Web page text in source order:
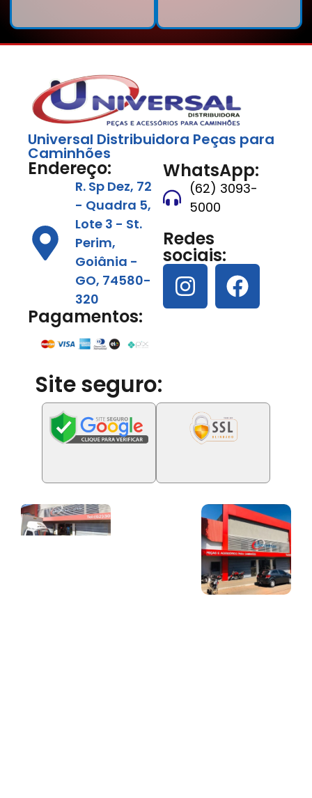
Universal Distribuidora Peças para
Caminhões
Endereço:
R. Sp Dez, 72
- Quadra 5,
Lote 3 - St.
Perim,
Goiânia -
GO, 74580-
320
Pagamentos:
WhatsApp:
(62) 3093-
5000
Redes
sociais:
Site seguro: